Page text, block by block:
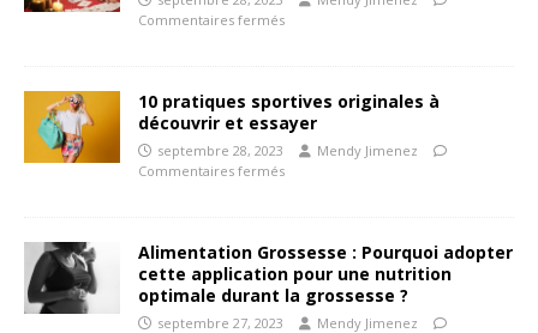
Commentaires fermés
10 pratiques sportives originales à
découvrir et essayer
septembre 28, 2023
Mendy Jimenez
Commentaires fermés
Alimentation Grossesse : Pourquoi adopter
cette application pour une nutrition
optimale durant la grossesse ?
septembre 27, 2023
Mendy Jimenez